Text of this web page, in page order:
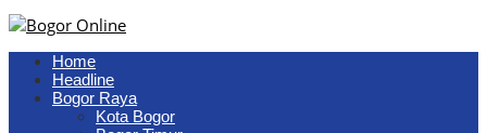
Home
Headline
Bogor Raya
Kota Bogor